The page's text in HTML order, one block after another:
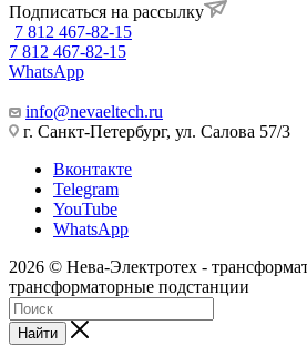
Подписаться на рассылку
7 812 467-82-15
7 812 467-82-15
WhatsApp
info@nevaeltech.ru
г. Санкт-Петербург, ул. Салова 57/3
Вконтакте
Telegram
YouTube
WhatsApp
2026 © Нева-Электротех -
трансформаторные подстанции
Найти